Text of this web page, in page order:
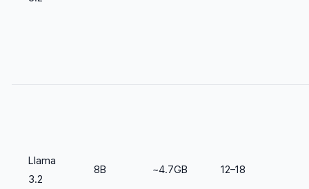
Llama
3.2
8B ~4.7GB 12–18